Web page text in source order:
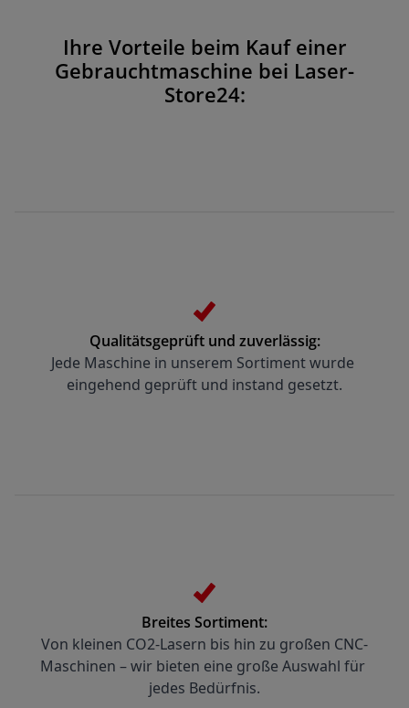
Ihre Vorteile beim Kauf einer
Gebrauchtmaschine bei Laser-
Store24:
Qualitätsgeprüft und zuverlässig:
Jede Maschine in unserem Sortiment wurde
eingehend geprüft und instand gesetzt.
Breites Sortiment:
Von kleinen CO2-Lasern bis hin zu großen CNC-
Maschinen – wir bieten eine große Auswahl für
jedes Bedürfnis.